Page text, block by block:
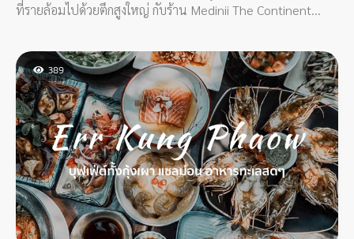
ที่รายล้อมไปด้วยตึกสูงใหญ่ กับร้าน Medinii The Continent
Free Flow Non-Alcoholic 90 Mins 1,199.-
389